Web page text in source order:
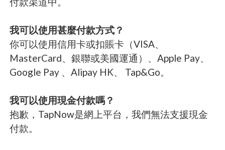
我可以使用甚麼付款方式？
你可以使用信用卡或扣賬卡（VISA、
MasterCard、銀聯或美國運通）、Apple Pay、
Google Pay 、Alipay HK、 Tap&Go。
我可以使用現金付款嗎？
抱歉，TapNow是網上平台，我們無法支援現金
付款。